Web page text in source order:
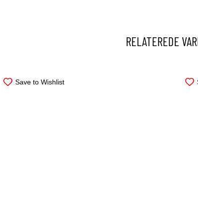
RELATEREDE
Save to Wishlist